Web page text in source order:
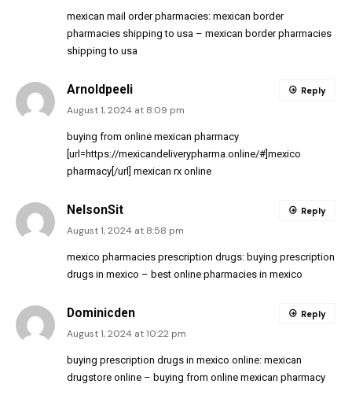
mexican mail order pharmacies: mexican border
pharmacies shipping to usa – mexican border pharmacies
shipping to usa
Arnoldpeeli
August 1, 2024 at 8:09 pm
buying from online mexican pharmacy
[url=https://mexicandeliverypharma.online/#]mexico
pharmacy[/url] mexican rx online
Reply
NelsonSit
August 1, 2024 at 8:58 pm
mexico pharmacies prescription drugs: buying prescription
drugs in mexico – best online pharmacies in mexico
Reply
Dominicden
August 1, 2024 at 10:22 pm
buying prescription drugs in mexico online: mexican
drugstore online – buying from online mexican pharmacy
Reply